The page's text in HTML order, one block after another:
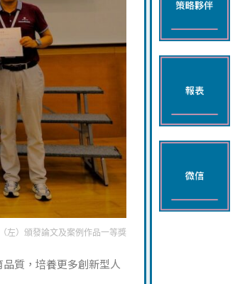
左）頒發論文及案例作品一等獎
質，培養更多創新型人